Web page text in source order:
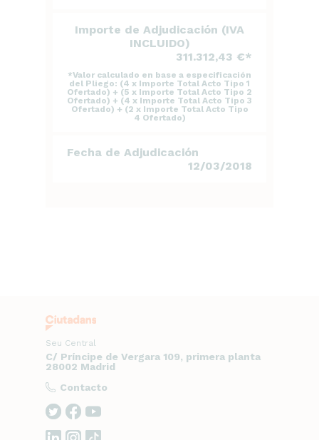
Importe de Adjudicación (IVA
INCLUIDO)
311.312,43 €*
*Valor calculado en base a especificación
del Pliego: (4 x Importe Total Acto Tipo 1
Ofertado) + (5 x Importe Total Acto Tipo 2
Ofertado) + (4 x Importe Total Acto Tipo 3
Ofertado) + (2 x Importe Total Acto Tipo
4 Ofertado)
Fecha de Adjudicación
12/03/2018
Seu Central
C/ Príncipe de Vergara 109, primera planta
28002 Madrid
Contacto